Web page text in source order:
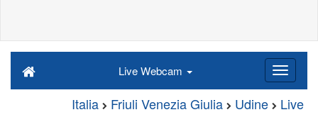
Live Webcam
Italia Friuli Venezia Giulia Udine Live